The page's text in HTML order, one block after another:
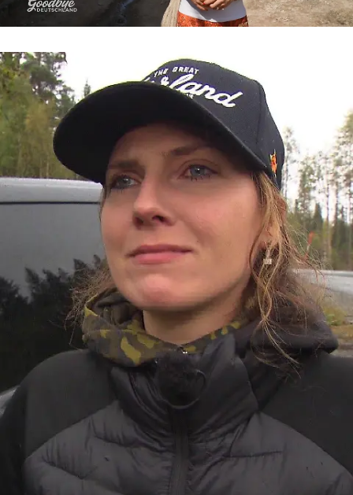
Goodbye Deutschland
„Ich kann einfach nicht mehr“ – Levke
kämpft verzweifelt um ihre Scheidung